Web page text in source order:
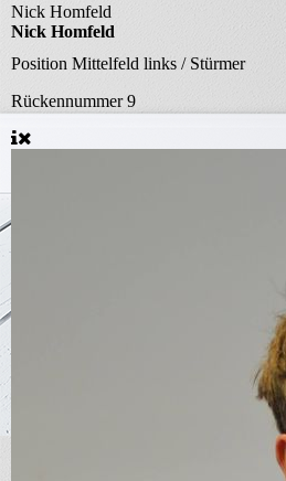
Nick Homfeld
Nick Homfeld
Position Mittelfeld links / Stürmer
Rückennummer9